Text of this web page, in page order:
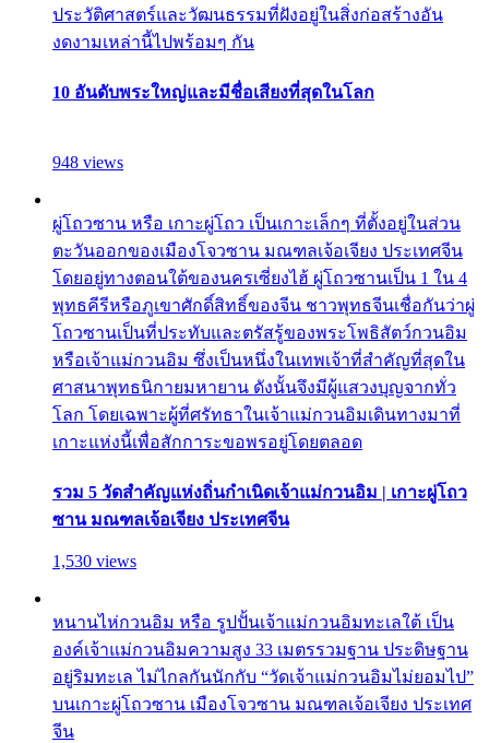
ประวัติศาสตร์และวัฒนธรรมที่ฝังอยู่ในสิ่งก่อสร้างอัน
งดงามเหล่านี้ไปพร้อมๆ กัน
10 อันดับพระใหญ่และมีชื่อเสียงที่สุดในโลก
948 views
ผู่โถวซาน หรือ เกาะผู่โถว เป็นเกาะเล็กๆ ที่ตั้งอยู่ในส่วน
ตะวันออกของเมืองโจวซาน มณฑลเจ้อเจียง ประเทศจีน
โดยอยู่ทางตอนใต้ของนครเซี่ยงไฮ้ ผู่โถวซานเป็น 1 ใน 4
พุทธคีรีหรือภูเขาศักดิ์สิทธิ์ของจีน ชาวพุทธจีนเชื่อกันว่าผู่
โถวซานเป็นที่ประทับและตรัสรู้ของพระโพธิสัตว์กวนอิม
หรือเจ้าแม่กวนอิม ซึ่งเป็นหนึ่งในเทพเจ้าที่สำคัญที่สุดใน
ศาสนาพุทธนิกายมหายาน ดังนั้นจึงมีผู้แสวงบุญจากทั่ว
โลก โดยเฉพาะผู้ที่ศรัทธาในเจ้าแม่กวนอิมเดินทางมาที่
เกาะแห่งนี้เพื่อสักการะขอพรอยู่โดยตลอด
รวม 5 วัดสำคัญแห่งถิ่นกำเนิดเจ้าแม่กวนอิม | เกาะผู่โถว
ซาน มณฑลเจ้อเจียง ประเทศจีน
1,530 views
หนานไห่กวนอิม หรือ รูปปั้นเจ้าแม่กวนอิมทะเลใต้ เป็น
องค์เจ้าแม่กวนอิมความสูง 33 เมตรรวมฐาน ประดิษฐาน
อยู่ริมทะเล ไม่ไกลกันนักกับ “วัดเจ้าแม่กวนอิมไม่ยอมไป”
บนเกาะผู่โถวซาน เมืองโจวซาน มณฑลเจ้อเจียง ประเทศ
จีน